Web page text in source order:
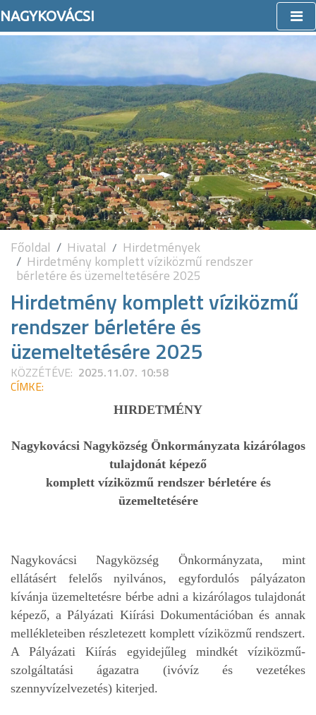
NAGYKOVÁCSI
Főoldal Hivatal Hirdetmények
Hirdetmény komplett víziközmű rendszer
bérletére és üzemeltetésére 2025
Hirdetmény komplett víziközmű
rendszer bérletére és
üzemeltetésére 2025
KÖZZÉTÉVE: 2025.11.07. 10:58
CÍMKE:
HIRDETMÉNY
Nagykovácsi Nagyközség Önkormányzata kizárólagos
tulajdonát képező
komplett víziközmű rendszer bérletére és
üzemeltetésére
Nagykovácsi Nagyközség Önkormányzata, mint
ellátásért felelős
nyilvános, egyfordulós pályázaton
kívánja üzemeltetésre bérbe adni a kizárólagos tulajdonát
képező, a Pályázati Kiírási Dokumentációban és annak
mellékleteiben részletezett komplett víziközmű rendszert.
A Pályázati Kiírás egyidejűleg mindkét víziközmű-
szolgáltatási ágazatra (ivóvíz és vezetékes
szennyvízelvezetés) kiterjed.